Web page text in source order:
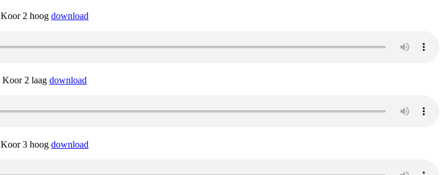
Koor 2 hoog download
Koor 2 laag download
Koor 3 hoog download